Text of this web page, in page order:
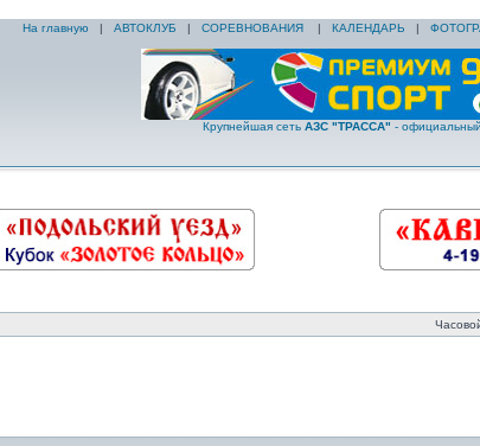
На главную | АВТОКЛУБ | СОРЕВНОВАНИЯ | КАЛЕНДАРЬ |
Крупнейшая сеть АЗС "ТРАССА" -